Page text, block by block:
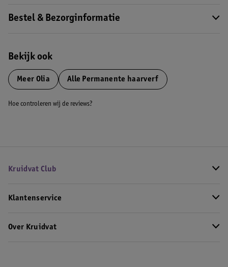
Bestel & Bezorginformatie
Bekijk ook
Meer Olia Alle Permanente haarverf
Hoe controleren wij de reviews?
Kruidvat Club
Klantenservice
Over Kruidvat